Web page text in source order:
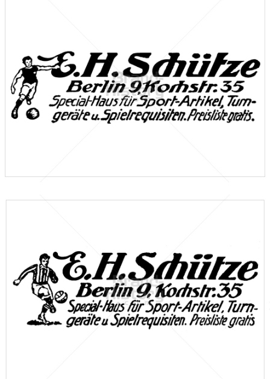
Sporthaus E. H. Schütze, Berlin
Sporthaus E. H. Schütze, Berlin
1912
Sporthaus E. H. Schütze, Berlin
Sporthaus E. H. Schütze, Berlin
1912